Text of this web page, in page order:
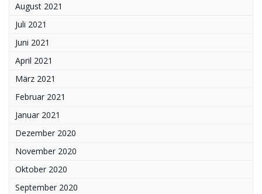
August 2021
Juli 2021
Juni 2021
April 2021
März 2021
Februar 2021
Januar 2021
Dezember 2020
November 2020
Oktober 2020
September 2020